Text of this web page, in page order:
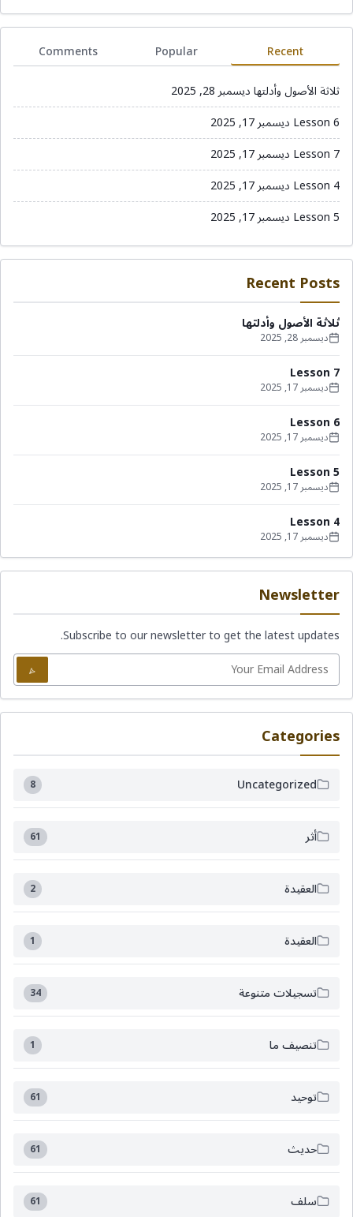
Recent
Popular
Comments
ثلاثة الأصول وأدلتهاديسمبر 28, 2025
Lesson 6 ديسمبر 17, 2025
Lesson 7 ديسمبر 17, 2025
Lesson 4 ديسمبر 17, 2025
Lesson 5 ديسمبر 17, 2025
Recent Posts
ثلاثة الأصول وأدلتها
ديسمبر 28, 2025
Lesson 7
ديسمبر 17, 2025
Lesson 6
ديسمبر 17, 2025
Lesson 5
ديسمبر 17, 2025
Lesson 4
ديسمبر 17, 2025
Newsletter
Subscribe to our newsletter to get the latest updates.
Categories
Uncategorized
8
أثر 61
العقيدة 2
العقيدة 1
تسجيلات متنوعة 34
تنصيف ما 1
توحيد 61
حديث 61
سلف 61